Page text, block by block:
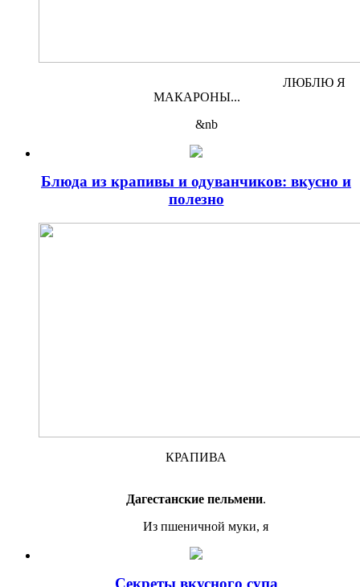
ЛЮБЛЮ Я
МАКАРОНЫ...
&nb
Блюда из крапивы и одуванчиков: вкусно и
полезно
КРАПИВА
Дагестанские пельмени.
Из пшеничной муки, я
Секреты вкусного супа